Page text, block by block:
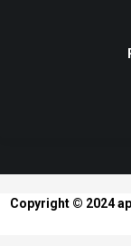
Copyright © 2024